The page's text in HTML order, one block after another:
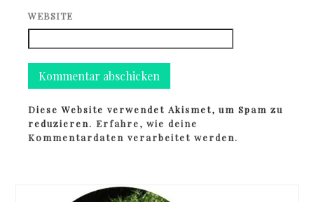
WEBSITE
Diese Website verwendet Akismet, um Spam zu
reduzieren.Erfahre, wie deine
Kommentardaten verarbeitet werden.